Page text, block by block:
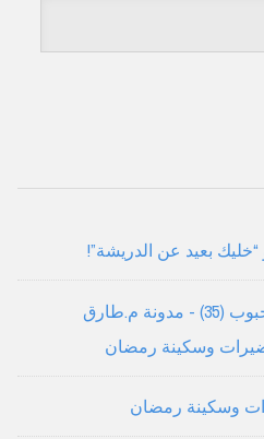
“خليك بعيد عن الدريشة”!
أنا لم أنساكم: إحياء جائزة المحبوب (35) - مدونة م.طارق
وسكينة رمضان
وسكينة رمضان